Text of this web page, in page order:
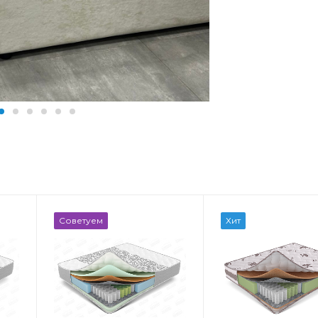
Советуем Хит
Блок матраса
Независимые
пружины,
Независимые
пружины с зонами
комфорта
Жесткость
Жесткость
Мягкий
Вес на
кг